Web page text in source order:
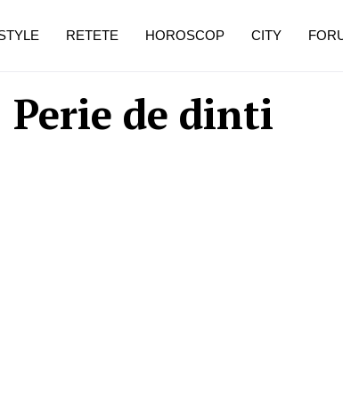
Perie de dinti
RETETE HOROSCOP CITY
de dureroasă este investigația